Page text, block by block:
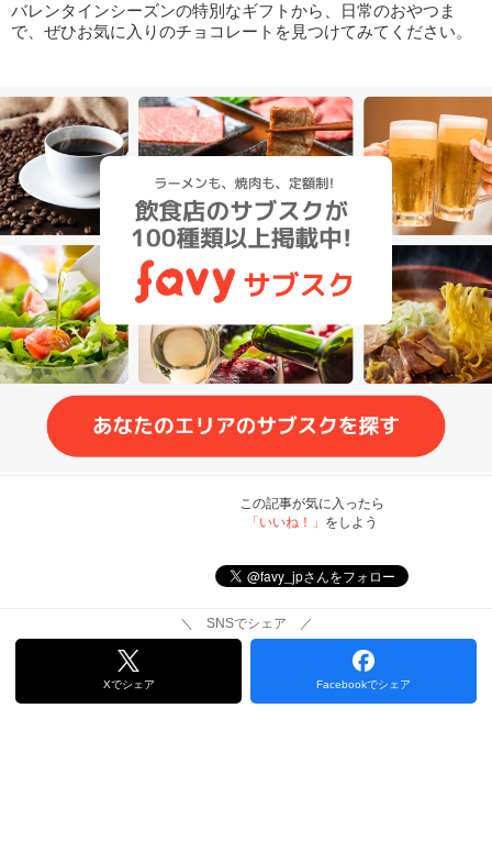
バレンタインシーズンの特別なギフトから、日常のおやつま
で、ぜひお気に入りのチョコレートを見つけてみてください。
この記事が気に入ったら
「いいね！」 をしよう
＼ SNSでシェア ／
Xでシェア Facebookでシェア